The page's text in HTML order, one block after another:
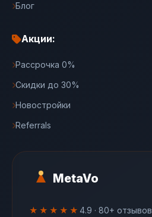
MetaVo
★★★★★ 4.9 · 80+ отзывов
Блог
Акции:
Рассрочка 0%
Скидки до 30%
Новостройки
Referrals